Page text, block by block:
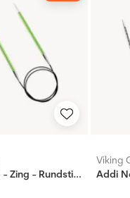
Knitpro - Zing - Rundsticka
Viking